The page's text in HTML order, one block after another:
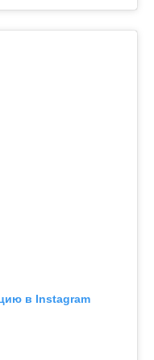
в Instagram